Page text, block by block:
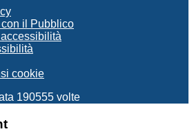
il Pubblico
cookie
190555 volte